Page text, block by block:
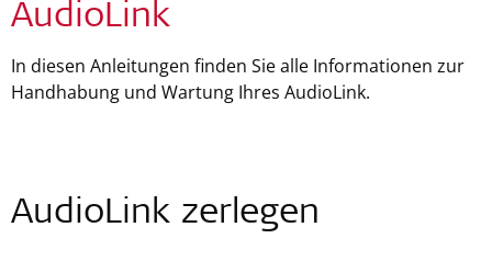
AudioLink
In diesen Anleitungen finden Sie alle Informationen zur
Handhabung und Wartung Ihres AudioLink.
AudioLink zerlegen